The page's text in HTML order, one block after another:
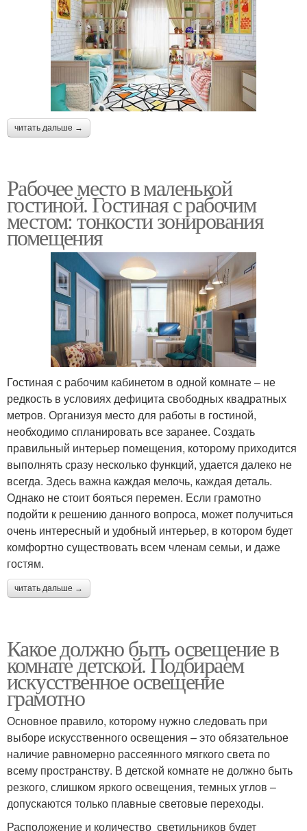
читать дальше →
Рабочее место в маленькой
гостиной. Гостиная с рабочим
местом: тонкости зонирования
помещения
Гостиная с рабочим кабинетом в одной комнате – не
редкость в условиях дефицита свободных квадратных
метров. Организуя место для работы в гостиной,
необходимо спланировать все заранее. Создать
правильный интерьер помещения, которому приходится
выполнять сразу несколько функций, удается далеко не
всегда. Здесь важна каждая мелочь, каждая деталь.
Однако не стоит бояться перемен. Если грамотно
подойти к решению данного вопроса, может получиться
очень интересный и удобный интерьер, в котором будет
комфортно существовать всем членам семьи, и даже
гостям.
читать дальше →
Какое должно быть освещение в
комнате детской. Подбираем
искусственное освещение
грамотно
Основное правило, которому нужно следовать при
выборе искусственного освещения – это обязательное
наличие равномерно рассеянного мягкого света по
всему пространству. В детской комнате не должно быть
резкого, слишком яркого освещения, темных углов –
допускаются только плавные световые переходы.
Расположение и количество светильников будет